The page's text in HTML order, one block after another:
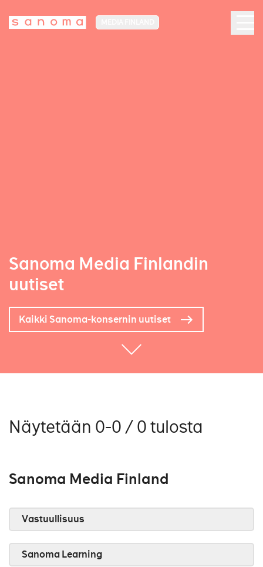
Sanoma Media Finlandin
uutiset
Kaikki Sanoma-konsernin uutiset
Näytetään 0-0 / 0 tulosta
Sanoma Media Finland
Vastuullisuus
Sanoma Learning